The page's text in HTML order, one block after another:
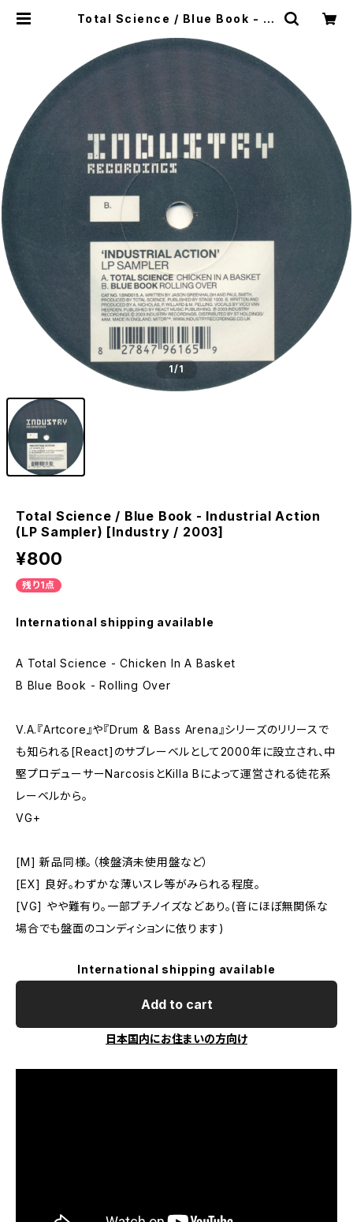
Total Science / Blue Book - In
[Industry / 2003] | WOW REC
1/1
Total Science / Blue Book - Industrial Action
(LP Sampler) [Industry / 2003]
¥800
残り1点
International shipping available
A Total Science - Chicken In A Basket
B Blue Book - Rolling Over
V.A.『Artcore』や『Drum & Bass Arena』シリーズのリリースで
も知られる[React]のサブレーベルとして2000年に設立され、中
堅プロデューサーNarcosisとKilla Bによって運営される徒花系
レーベルから。
VG+
[M] 新品同様。（検盤済未使用盤など）
[EX] 良好。わずかな薄いスレ等がみられる程度。
[VG] やや難有り。一部プチノイズなどあり。(音にほぼ無関係な
場合でも盤面のコンディションに依ります)
International shipping available
Add to cart
日本国内にお住まいの方向け